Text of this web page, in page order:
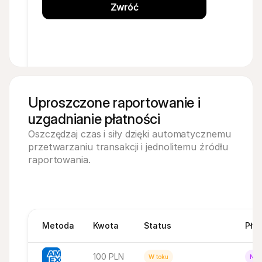
Uproszczone raportowanie i
uzgadnianie płatności
Oszczędzaj czas i siły dzięki automatycznemu
przetwarzaniu transakcji i jednolitemu źródłu
raportowania.
Metoda Kwota Status
100 PLN W toku
Zwróć